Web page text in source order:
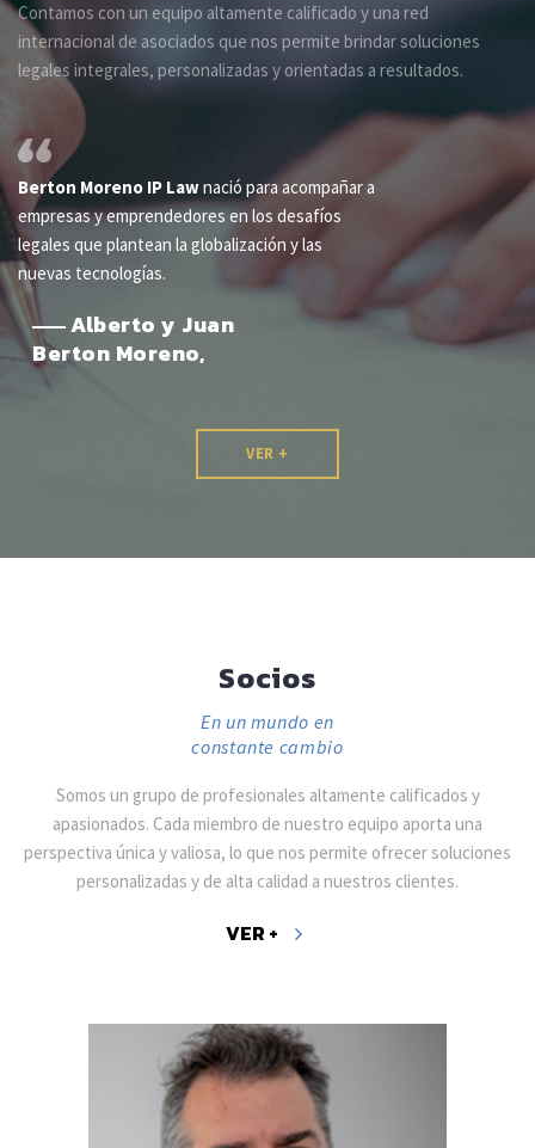
Contamos con un equipo altamente calificado y una red
internacional de asociados que nos permite brindar soluciones
legales integrales, personalizadas y orientadas a resultados.
Berton Moreno IP Lawnació para acompañar a
empresas y emprendedores en los desafíos
legales que plantean la globalización y las
nuevas tecnologías.
Alberto y Juan
Berton Moreno
VER +
Socios
En un mundo en
constante cambio
Somos un grupo de profesionales altamente calificados y
apasionados. Cada miembro de nuestro equipo aporta una
perspectiva única y valiosa, lo que nos permite ofrecer soluciones
personalizadas y de alta calidad a nuestros clientes.
VER +